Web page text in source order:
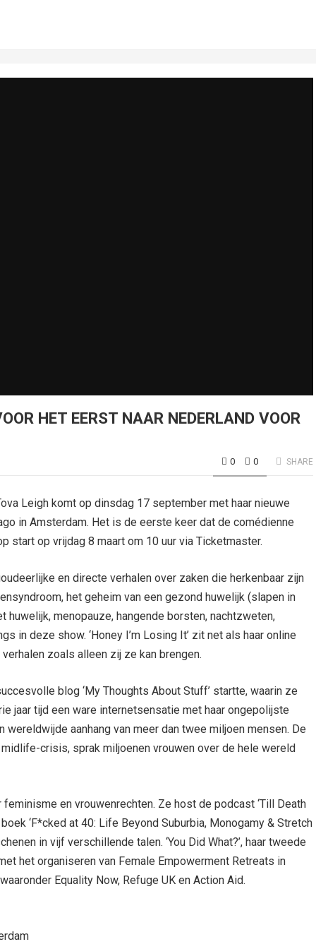
HET EERST NAAR NEDERLAND VOOR
0 0 SHARE
Leigh komt op dinsdag 17 september met haar nieuwe
in Amsterdam. Het is de eerste keer dat de comédienne
start op vrijdag 8 maart om 10 uur via Ticketmaster.
en directe verhalen over zaken die herkenbaar zijn
het geheim van een gezond huwelijk (slapen in
menopauze, hangende borsten, nachtzweten,
in deze show. ‘Honey I’m Losing It’ zit net als haar online
zoals alleen zij ze kan brengen.
blog ‘My Thoughts About Stuff’ startte, waarin ze
jaar tijd een ware internetsensatie met haar ongepolijste
aanhang van meer dan twee miljoen mensen. De
crisis, sprak miljoenen vrouwen over de hele wereld
en vrouwenrechten. Ze host de podcast ‘Till Death
‘F*cked at 40: Life Beyond Suburbia, Monogamy & Stretch
in vijf verschillende talen. ‘You Did What?’, haar tweede
het organiseren van Female Empowerment Retreats in
Equality Now, Refuge UK en Action Aid.